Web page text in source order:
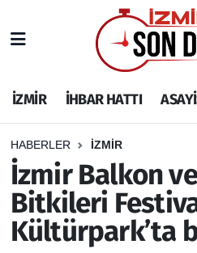
İZMİR İHBAR HATTI
HABERLER İZMİR
İzmir Balkon
Bitkileri
Kültürpark’ta
İHBAR HATTI
DEPREM
GENEL
EKONOMİ
İzmir Nöbetçi Eczaneler
İzmir Hava Durumu
İzmir Namaz Vakitleri
İzmir Trafik Yoğunluk
Puan Durumu ve